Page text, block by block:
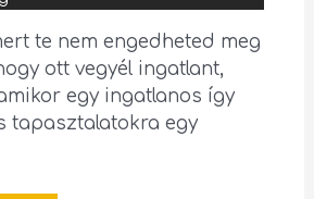
te nem engedheted meg
ott vegyél ingatlant,
egy ingatlanos így
tapasztalatokra egy